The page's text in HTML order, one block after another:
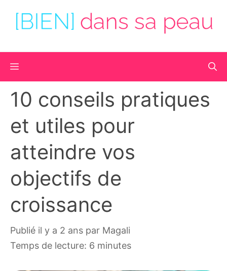
Menu
10 conseils pratiques
et utiles pour
atteindre vos
objectifs de
croissance
publié il y a 2 ans par Magali
Temps de lecture: 6 minutes